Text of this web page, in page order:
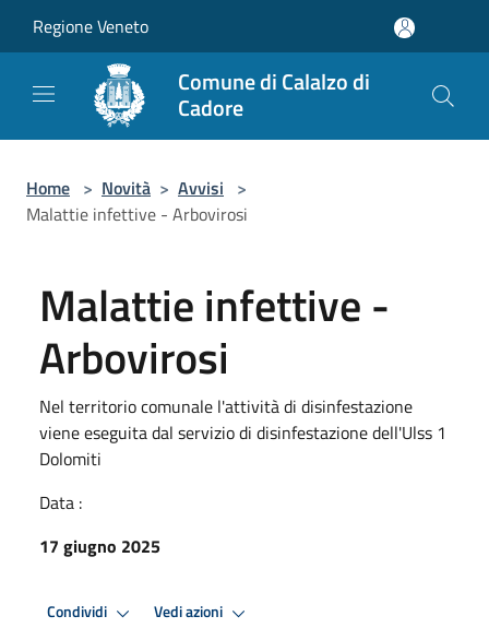
Regione Veneto
Comune di Calalzo di
Cadore
Home > Novità > Avvisi >
Malattie infettive - Arbovirosi
Malattie infettive -
Arbovirosi
Nel territorio comunale l'attività di disinfestazione
viene eseguita dal servizio di disinfestazione dell'Ulss 1
Dolomiti
Data :
17 giugno 2025
Condividi Vedi azioni